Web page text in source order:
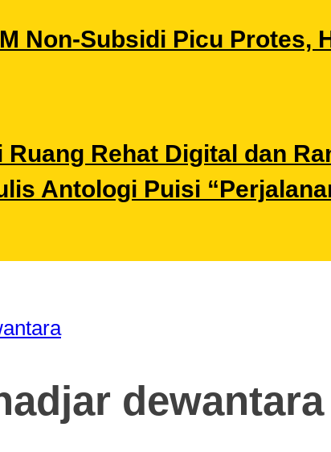
Non-Subsidi Picu Protes,
Ruang Rehat Digital dan
Antologi Puisi
dewantara